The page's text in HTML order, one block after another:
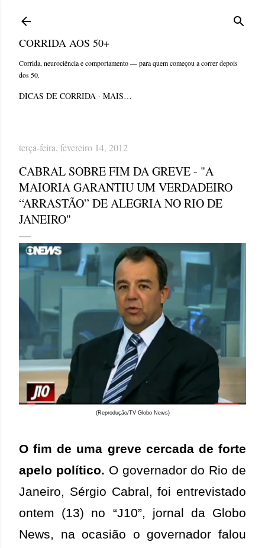
CORRIDA AOS 50+
Corrida, neurociência e comportamento — para quem começou a correr depois
dos 50.
DICAS DE CORRIDA MAIS…
terça-feira, fevereiro 14, 2012
CABRAL SOBRE FIM DA GREVE - "A
MAIORIA GARANTIU UM VERDADEIRO
“ARRASTÃO” DE ALEGRIA NO RIO DE
JANEIRO"
(Reprodução/TV Globo News)
O fim de uma greve cercada de forte
apelo político. O governador do Rio de
Janeiro, Sérgio Cabral, foi entrevistado
ontem (13) no “J10”, jornal da Globo
News, na ocasião o governador falou